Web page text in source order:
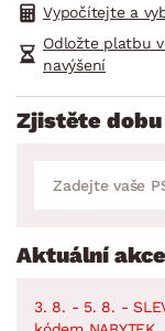
Vypočítejte a
Odložte platbu
navýšení
Zjistěte
Aktuální akce
3. 8. - 5. 8. -